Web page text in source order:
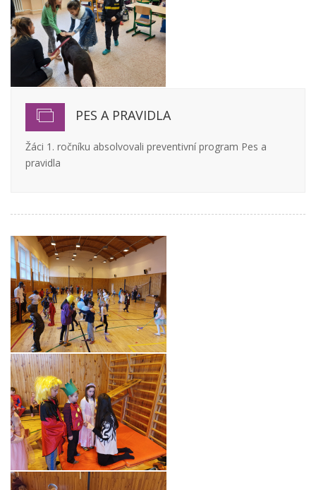
PES A PRAVIDLA
Žáci 1. ročníku absolvovali preventivní program Pes a
pravidla